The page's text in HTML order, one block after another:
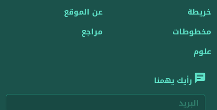
خريطة
مخطوطات
علوم
عن الموقع
مراجع
رأيك يهمنا